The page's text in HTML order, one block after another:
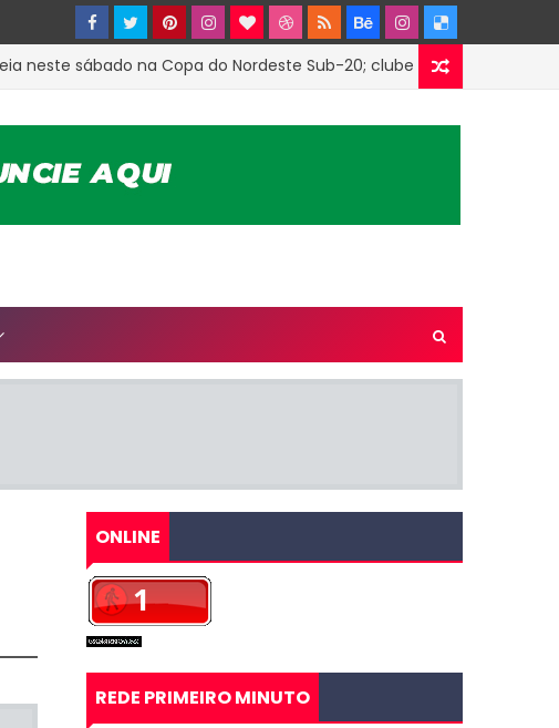
sábado na Copa do Nordeste Sub-20; clube firmou parceria com o
ONLINE
REDE PRIMEIRO MINUTO